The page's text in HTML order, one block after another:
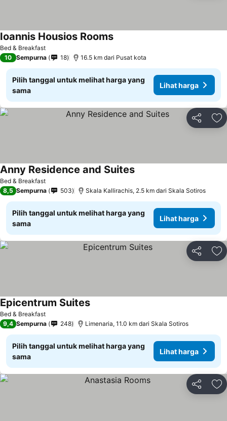
Bed & Breakfast
Ioannis Housios RoomsLihat harga
10 Sempurna 18 16.5 km dari Pusat kota
Pilih tanggal untuk melihat harga yang
sama
Lihat harga
Bagikan
Bed & Breakfast
Anny Residence and SuitesLihat harga
8,5 Sempurna 503 Skala Kallirachis, 2.5 km dari Skala Sotiros
Pilih tanggal untuk melihat harga yang
sama
Lihat harga
Bagikan
Bed & Breakfast
Epicentrum SuitesLihat harga
9,4 Sempurna 248 Limenaria, 11.0 km dari Skala Sotiros
Pilih tanggal untuk melihat harga yang
sama
Lihat harga
Bagikan